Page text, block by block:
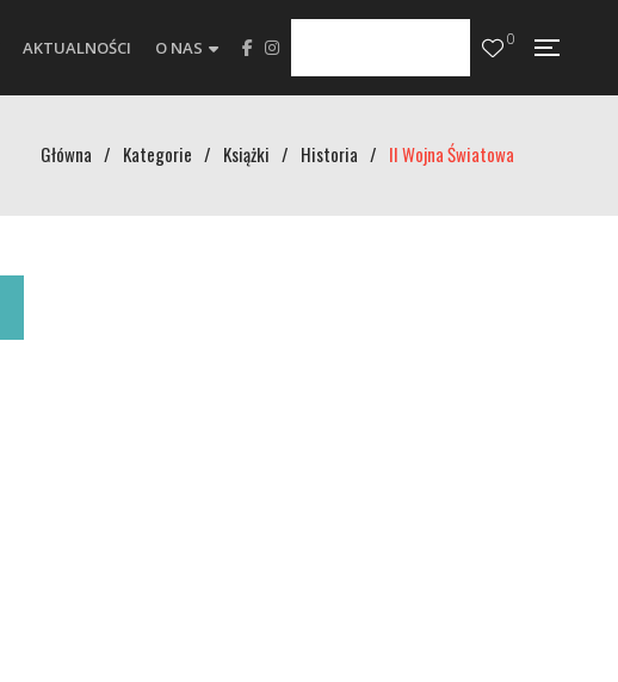
AKTUALNOŚCI O NAS 0
Główna / Kategorie / Książki / Historia / II Wojna Światowa